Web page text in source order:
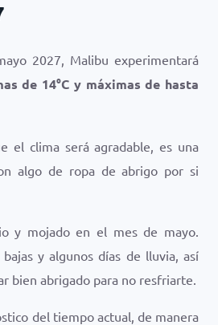
2027, Malibu experimentará
de 14°C y máximas de hasta
el clima será agradable, es una
algo de ropa de abrigo por si
y mojado en el mes de mayo.
y algunos días de lluvia, así
bien abrigado para no resfriarte.
del tiempo actual, de manera